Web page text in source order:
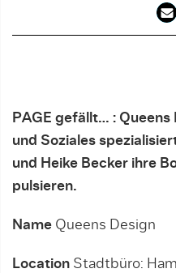
PAGE gefällt… :
und Soziales
und Heike Becker ihre
pulsieren.
Name Queens Design
Location Stadtbüro: